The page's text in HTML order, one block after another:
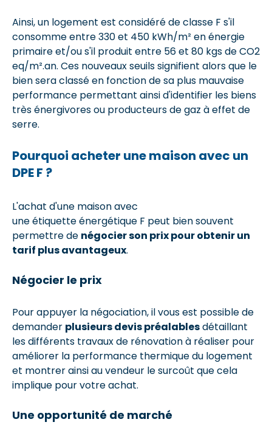
Ainsi, un logement est considéré de classe F s'il
consomme entre 330 et 450 kWh/m² en énergie
primaire et/ou s'il produit entre 56 et 80 kgs de CO2
eq/m².an. Ces nouveaux seuils signifient alors que le
bien sera classé en fonction de sa plus mauvaise
performance permettant ainsi d'identifier les biens
très énergivores ou producteurs de gaz à effet de
serre.
Pourquoi acheter une maison avec un
DPE F ?
L'achat d'une maison avec
une étiquette énergétique F peut bien souvent
permettre de négocier son prix pour obtenir un
tarif plus avantageux.
Négocier le prix
Pour appuyer la négociation, il vous est possible de
demander plusieurs devis préalablesdétaillant
les différents travaux de rénovation à réaliser pour
améliorer la performance thermique du logement
et montrer ainsi au vendeur le surcoût que cela
implique pour votre achat.
Une opportunité de marché